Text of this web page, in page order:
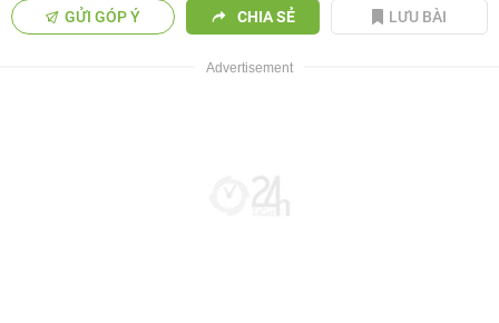
GỬI GÓP Ý CHIA SẺ LƯU BÀI